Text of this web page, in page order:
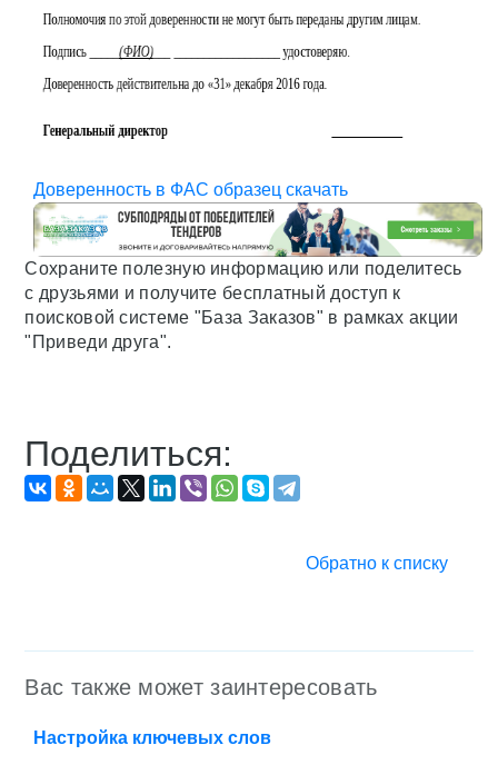
Доверенность в ФАС образец скачать
Сохраните полезную информацию или поделитесь
с друзьями и получите бесплатный доступ к
поисковой системе "База Заказов" в рамках акции
"Приведи друга".
Поделиться:
Обратно к списку
Вас также может заинтересовать
Настройка ключевых слов